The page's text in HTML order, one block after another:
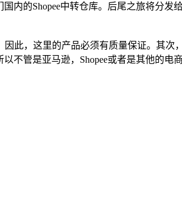
内的Shopee中转仓库。后尾之旅将分发
此，这里的产品必须有质量保证。其次
不管是亚马逊，Shopee或者是其他的电